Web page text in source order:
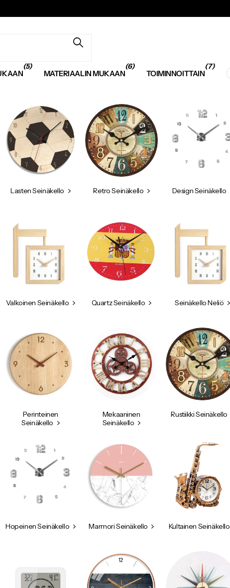
(5)
MATERIAALIN MUKAAN
(6)
TOIMINNOITTAIN
(7)
Lasten Seinäkello Retro Seinäkello Design Seinäkello
Valkoinen Seinäkello Quartz Seinäkello Seinäkello Neliö
Perinteinen
Seinäkello
Mekaaninen
Seinäkello
Rustiikki Seinäkello
Hopeinen Seinäkello Marmori Seinäkello Kultainen Seinäkello